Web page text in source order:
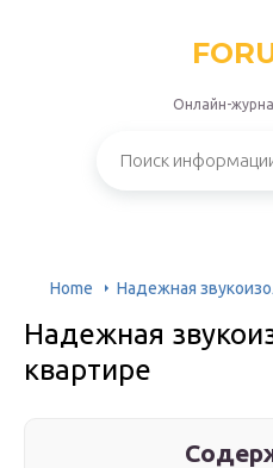
Онлайн-
Home Надежная
Надежная
квартире